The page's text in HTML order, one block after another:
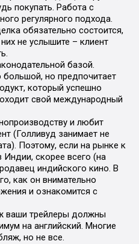
покупать. Работа с
регулярного подхода.
обязательно состоится,
не услышите – клиент
базой.
но предпочитает
который успешно
свой международный
и любит
(Голливуд занимает не
Поэтому, если на рынке к
Индии, скорее всего (на
индийского кино. В
как он внимательно
и ознакомится с
ваши трейлеры должны
на английский. Многие
но не все.